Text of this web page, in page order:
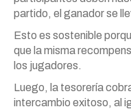
partido, el ganador se
Esto es sostenible
que la misma
los jugadores.
Luego, la tesorería
intercambio exitoso, al